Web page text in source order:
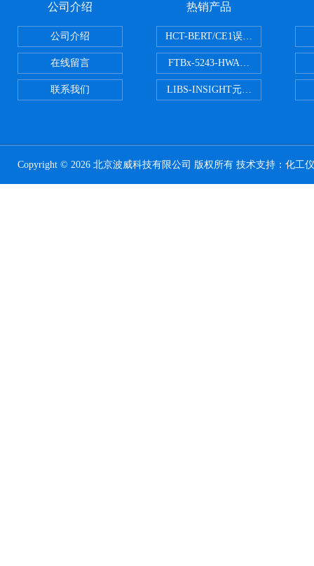
公司介绍
公司介绍
在线留言
联系我们
热销产品
HCT-BERT/CE1误码测试仪
FTBx-5243-HWA光谱分析仪
LIBS-INSIGHT元素光谱分析仪
Copyright © 2026 北京波威科技有限公司 版权所有 技术支持： 化工